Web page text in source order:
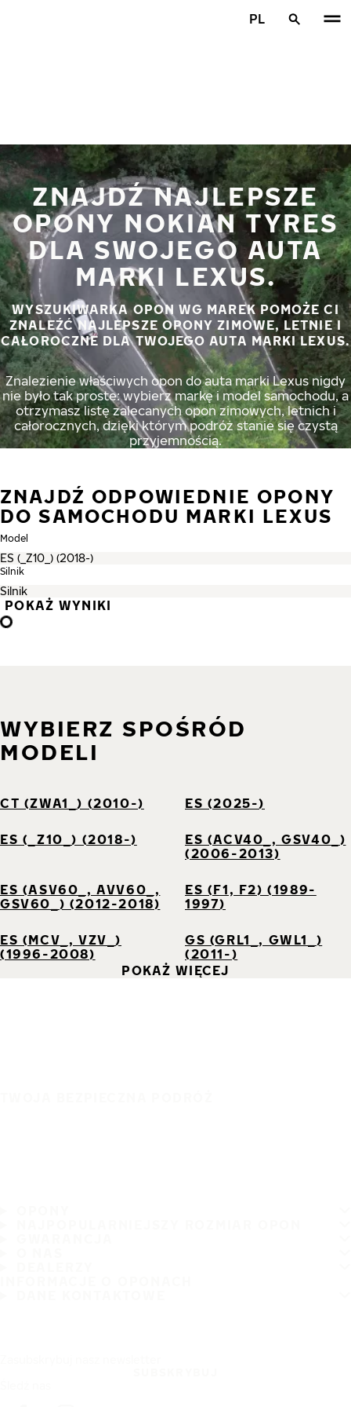
PL
ZNAJDŹ NAJLEPSZE
OPONY NOKIAN TYRES
DLA SWOJEGO AUTA
MARKI LEXUS.
WYSZUKIWARKA OPON WG MAREK POMOŻE CI
ZNALEŹĆ NAJLEPSZE OPONY ZIMOWE, LETNIE I
CAŁOROCZNE DLA TWOJEGO AUTA MARKI LEXUS.
Znalezienie właściwych opon do auta marki Lexus nigdy
nie było tak proste: wybierz markę i model samochodu, a
otrzymasz listę zalecanych opon zimowych, letnich i
całorocznych, dzięki którym podróż stanie się czystą
przyjemnością.
ZNAJDŹ ODPOWIEDNIE OPONY
DO SAMOCHODU MARKI LEXUS
Model
Silnik
POKAŻ WYNIKI
WYBIERZ SPOŚRÓD
MODELI
CT (ZWA1_) (2010-) ES (2025-)
ES (_Z10_) (2018-)
ES (ACV40_, GSV40_)
(2006-2013)
ES (ASV60_, AVV60_,
GSV60_) (2012-2018)
ES (F1, F2) (1989-
1997)
ES (MCV_, VZV_)
(1996-2008)
GS (GRL1_, GWL1_)
(2011-)
POKAŻ WIĘCEJ